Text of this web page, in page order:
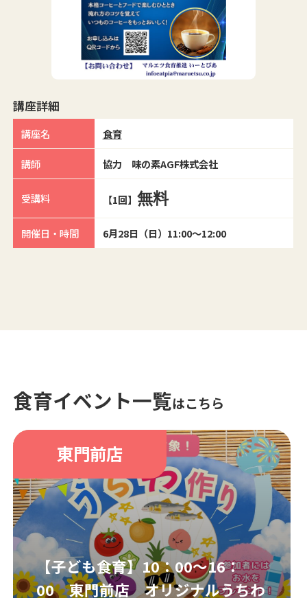
講座詳細
講座名 食育
講師 協力 味の素AGF株式会社
受講料 【1回】 無料
開催日・時間 6月28日（日）11:00～12:00
食育イベント一覧はこちら
【子ども食育】10：00～16：
00 東門前店 オリジナルうちわ
東門前店